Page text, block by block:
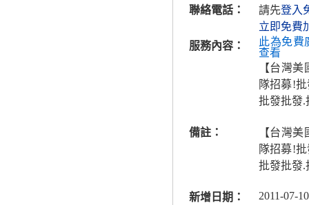
聯絡電話：
請先登入
立即免費
服務內容：
此為免費
查看
【台灣
隊招募!
批發批發.
備註：
【台灣
隊招募!
批發批發.
新增日期： 2011-07-